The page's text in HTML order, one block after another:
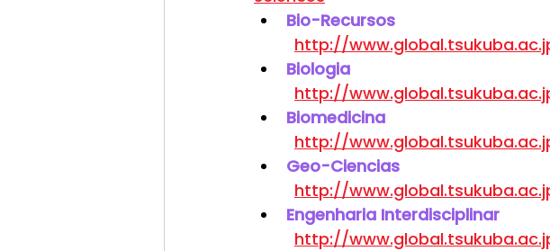
Bio-Recursos
http://
Biologia
http://
Biomedicina
http://
Geo-Ciencias
http://
Engenharia Interdisciplinar
http://